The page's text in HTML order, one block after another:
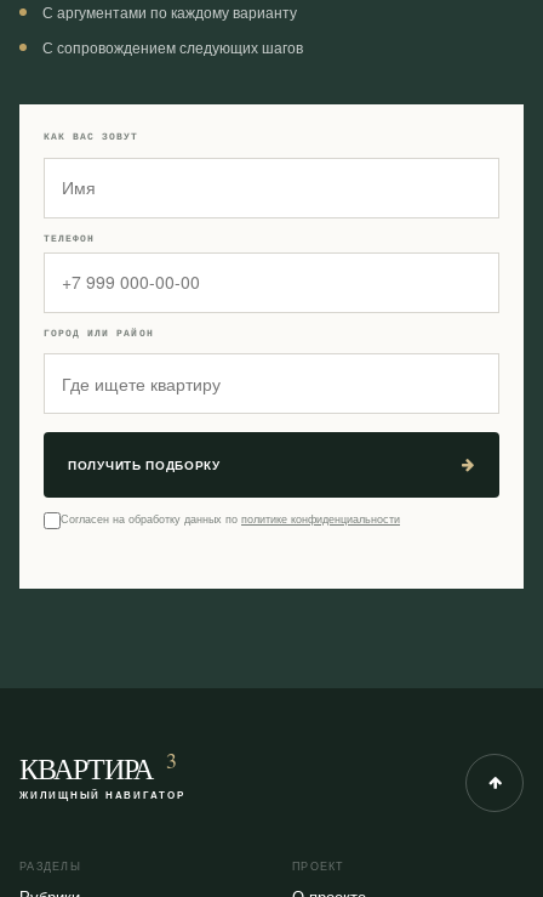
С аргументами по каждому варианту
С сопровождением следующих шагов
КАК ВАС ЗОВУТ
ТЕЛЕФОН
ГОРОД ИЛИ РАЙОН
ПОЛУЧИТЬ ПОДБОРКУ
Согласен на обработку данных по политике конфиденциальности
КВАРТИРА 3
ЖИЛИЩНЫЙ НАВИГАТОР
РАЗДЕЛЫ ПРОЕКТ